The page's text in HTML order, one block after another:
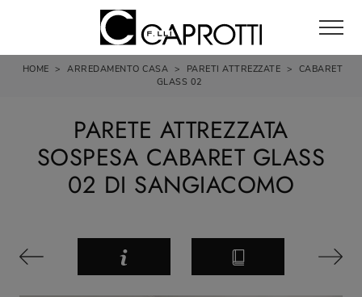
HOME > ARREDAMENTO CASA > PARETI ATTREZZATE > CABARET
GLASS 02
PARETE ATTREZZATA
SOSPESA CABARET GLASS
02 DI SANGIACOMO